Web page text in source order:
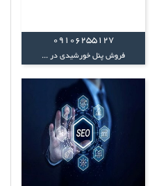
09106255127
فروش پنل خورشیدی در ...